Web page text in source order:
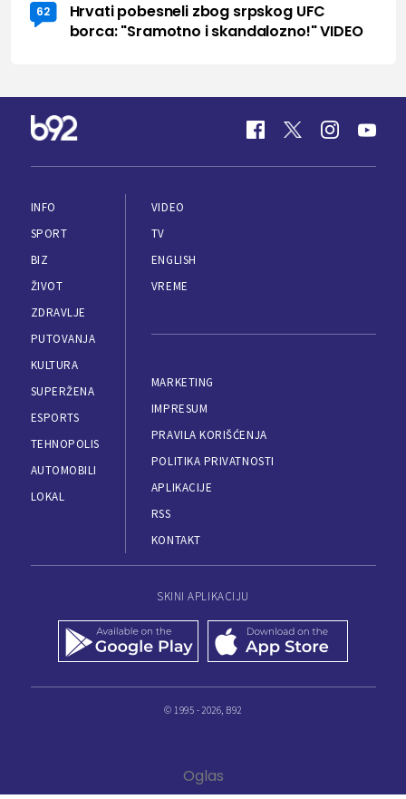
62
Hrvati pobesneli zbog srpskog UFC
borca: "Sramotno i skandalozno!" VIDEO
INFO
SPORT
BIZ
ŽIVOT
ZDRAVLJE
PUTOVANJA
KULTURA
SUPERŽENA
ESPORTS
TEHNOPOLIS
AUTOMOBILI
LOKAL
VIDEO
TV
ENGLISH
VREME
MARKETING
IMPRESUM
PRAVILA KORIŠĆENJA
POLITIKA PRIVATNOSTI
APLIKACIJE
RSS
KONTAKT
SKINI APLIKACIJU
© 1995 - 2026, B92